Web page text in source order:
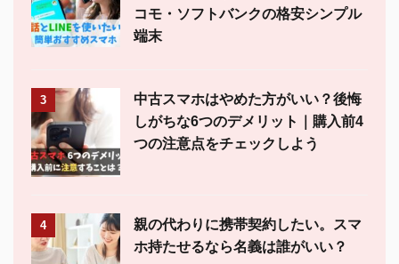
コモ・ソフトバンクの格安シンプル
端末
3
中古スマホはやめた方がいい？後悔
しがちな6つのデメリット｜購入前4
つの注意点をチェックしよう
4
親の代わりに携帯契約したい。スマ
ホ持たせるなら名義は誰がいい？